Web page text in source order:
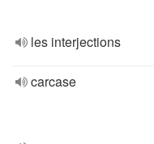
les interjections
carcase